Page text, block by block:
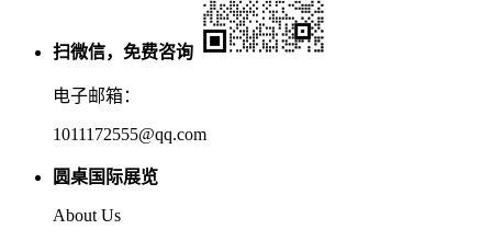
扫微信，免费咨询
电子邮箱：
1011172555@qq.com
圆桌国际展览
About Us